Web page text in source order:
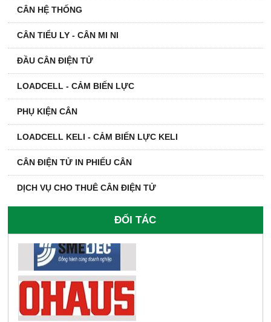
CÂN HỆ THỐNG
CÂN TIỂU LY - CÂN MI NI
ĐẦU CÂN ĐIỆN TỬ
LOADCELL - CẢM BIẾN LỰC
PHỤ KIỆN CÂN
LOADCELL KELI - CẢM BIẾN LỰC KELI
CÂN ĐIỆN TỬ IN PHIẾU CÂN
DỊCH VỤ CHO THUÊ CÂN ĐIỆN TỬ
ĐỐI TÁC